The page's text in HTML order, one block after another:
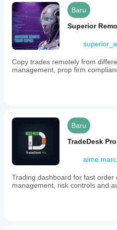
closes
comply
with
broker
volume
rules
including
minimum
volume
and
supports
wide
limits
across
all
Settings
configurable
Baru
Superior
Copy trades remotely from
management, prop firm
Baru
TradeDesk Pro
Trading dashboard for fast order
management, risk controls and